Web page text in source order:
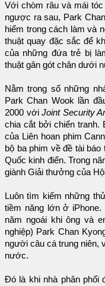
Với chòm râu và mái
ngược ra sau, Park
hiểm trong cách làm và
thuật quay đặc sắc để
của những đứa trẻ bị
thuật gân gót chân dưới
Nằm trong số những
Park Chan Wook lần
2000 với Joint Security
chia cắt bởi chiến tranh.
của Liên hoan phim
bộ ba phim về đề tài
Quốc kinh điển. Trong
giành Giải thưởng của
Luôn tìm kiếm những
tiềm năng lớn ở
năm ngoái khi ông và
nghiệp) Park Chan
người câu cá trung niên,
nước.
Đó là khi nhà phân phối